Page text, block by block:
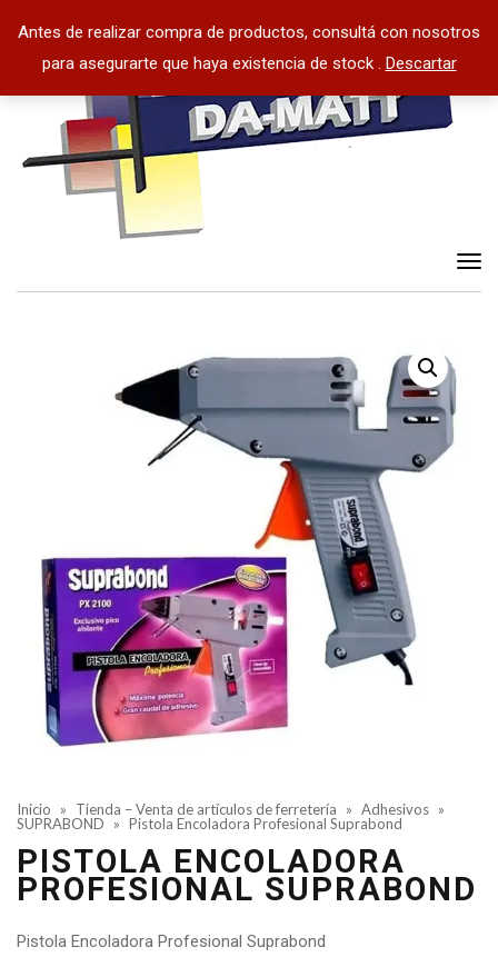
Antes de realizar compra de productos, consultá con nosotros
para asegurarte que haya existencia de stock . Descartar
Inicio » Tienda – Venta de artículos de ferretería » Adhesivos »
SUPRABOND
» Pistola Encoladora Profesional Suprabond
PISTOLA ENCOLADORA
PROFESIONAL SUPRABOND
Pistola Encoladora Profesional Suprabond